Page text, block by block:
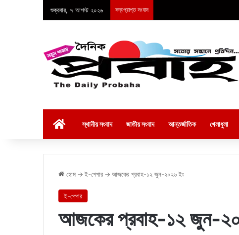
শুক্রবার, ৭ আগস্ট ২০২৬ সদ্যপ্রাপ্ত সংবাদ
স্থানীয় সংবাদ জাতীয় সংবাদ আন্তর্জাতিক খেলাধুলা
হোম → ই-পেপার → আজকের প্রবাহ-১২ জুন-২০২৬ ইং
ই-পেপার
আজকের প্রবাহ-১২ জুন-